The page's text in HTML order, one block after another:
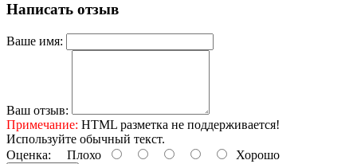
Написать отзыв
Ваше имя:
Ваш отзыв:
Примечание: HTML разметка не поддерживается!
Используйте обычный текст.
Оценка: Плохо Хорошо